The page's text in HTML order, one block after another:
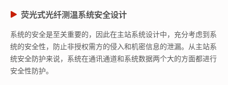
荧光式光纤测温系统安全设计
系统的安全是至关重要的，因此在主站系统设计中，充分考虑到系
统的安全性，防止非授权需方的侵入和机密信息的泄漏。从主站系
统安全防护来说，系统在通讯通道和系统数据两个大的方面都进行
安全性防护。